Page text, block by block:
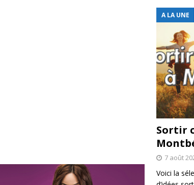
A LA UNE
Sortir
7 août
Voici la